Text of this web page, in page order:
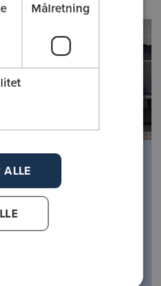
Målretning
ALLE